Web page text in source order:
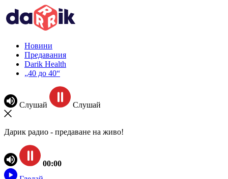
Новини
Предавания
Darik Health
„40 до 40“
Слушай Слушай
Дарик радио - предаване на живо!
00:00